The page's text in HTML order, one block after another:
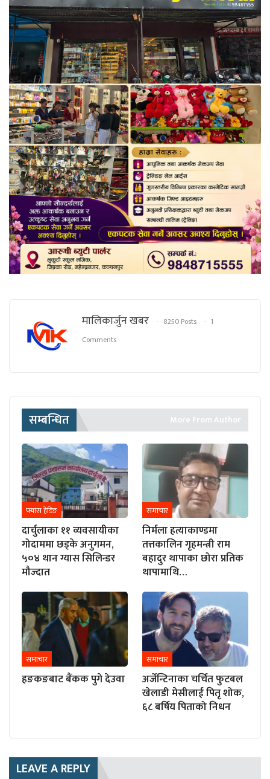
मालिकार्जुन खबर 8250 Posts
1
Comments
सम्बन्धित More From Author
फ्यास हेडिङ
दार्चुलाका ११ व्यवसायीका
गोदाममा छड्के अनुगमन,
५०४ थान ग्यास सिलिन्डर
मौज्दात
समाचार
निर्मला हत्याकाण्डमा
तत्तकालिन गृहमन्त्री राम
बहादुर थापाका छोरा प्रतिक
थापामाथि…
समाचार
हङकङबाट बैंकक पुगे देउवा
समाचार
अर्जेन्टिनाका चर्चित फुटबल
खेलाडी मेसीलाई पितृ शोक,
६८ बर्षिय पिताको निधन
LEAVE A REPLY